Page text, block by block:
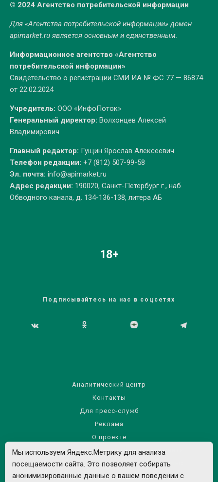
© 2024 Агентство потребительской информации
Для «Агентства потребительской информации» домен
apimarket.ruявляется основным и единственным.
Информационное агентство «Агентство
потребительской информации»
Свидетельство о регистрации СМИ ИА № ФС 77 — 86874
от 22.02.2024
Учредитель: ООО «ИнфоПоток»
Генеральный директор: Волхонцев Алексей
Владимирович
Главный редактор: Гущин Ярослав Алексеевич
Телефон редакции: +7 (812) 507-99-58
Эл. почта: info@apimarket.ru
Адрес редакции: 190020, Санкт-Петербург г., наб.
Обводного канала, д. 134-136-138, литера АБ
18+
Подписывайтесь на нас в соцсетях
Аналитический центр
Контакты
Для пресс-служб
Реклама
О проекте
Правила использования материалов сайта
Политика обработки персональных данных
Мы используем Яндекс.Метрику для анализа
посещаемости сайта. Это позволяет собирать
анонимизированные данные о вашем поведении с